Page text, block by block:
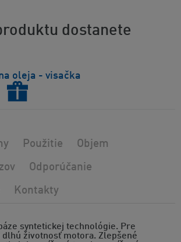
dostanete
oleja - visačka
syntetickej technológie. Pre
dlhú životnosť motora. Zlepšené
Použitie Objem
Odporúčanie
Kontakty